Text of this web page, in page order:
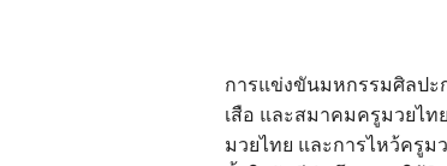
การแข่งขันมหกรรมศิลปะ
เสือ และสมาคมครูมวยไ
มวยไทย และการไหว้ครูม